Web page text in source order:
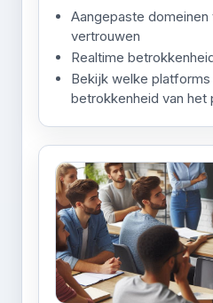
Aangepaste
vertrouwen
Realtime
Bekijk welke
betrokkenheid van het